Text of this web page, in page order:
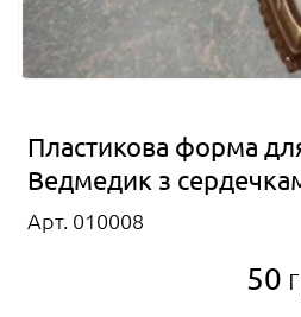
Пластикова форма
Ведмедик з
Арт. 010008
50